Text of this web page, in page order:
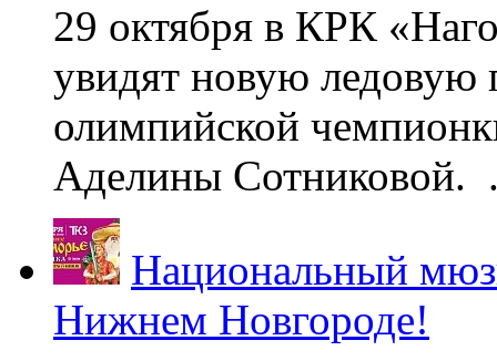
29 октября в КРК
увидят новую ледовую
олимпийской
Аделины Сотниковой.
Национальный
Нижнем Новгороде!